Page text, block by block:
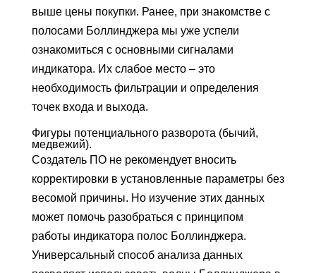
выше цены покупки. Ранее, при знакомстве с
полосами Боллинджера мы уже успели
ознакомиться с основными сигналами
индикатора. Их слабое место – это
необходимость фильтрации и определения
точек входа и выхода.
Фигуры потенциального разворота (бычий,
медвежий).
Создатель ПО не рекомендует вносить
корректировки в установленные параметры без
весомой причины. Но изучение этих данных
может помочь разобраться с принципом
работы индикатора полос Боллинджера.
Универсальный способ анализа данных